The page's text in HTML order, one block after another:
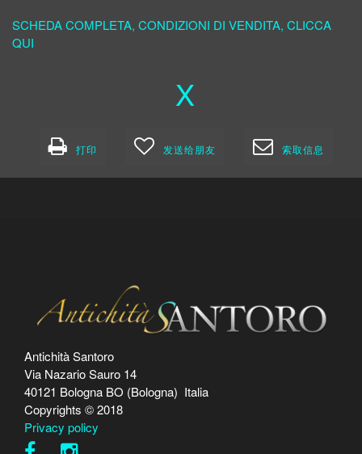
SCHEDA COMPLETA, CONDIZIONI DI VENDITA, CLICCA
QUI
X
打印 发送给朋友 索取信息
Antichità Santoro
Via Nazario Sauro 14
40121 Bologna BO (Bologna) Italia
Copyrights © 2018
Privacy policy